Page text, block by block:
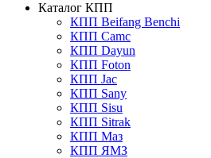
Каталог КПП
КПП Beifang Benchi
КПП Camc
КПП Dayun
КПП Foton
КПП Jac
КПП Sany
КПП Sisu
КПП Sitrak
КПП Маз
КПП ЯМЗ